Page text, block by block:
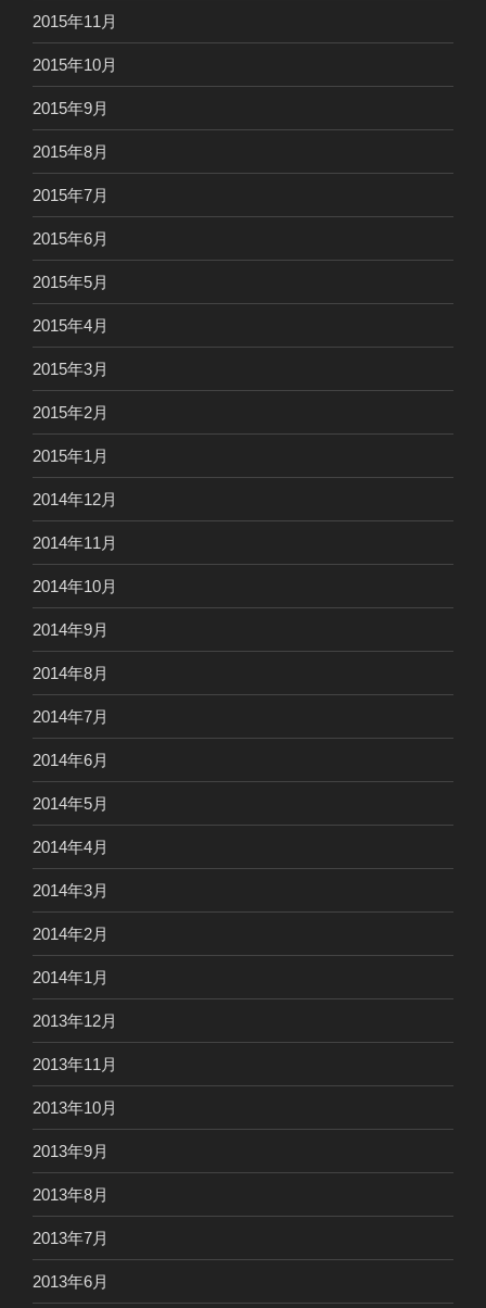
2015年11月
2015年10月
2015年9月
2015年8月
2015年7月
2015年6月
2015年5月
2015年4月
2015年3月
2015年2月
2015年1月
2014年12月
2014年11月
2014年10月
2014年9月
2014年8月
2014年7月
2014年6月
2014年5月
2014年4月
2014年3月
2014年2月
2014年1月
2013年12月
2013年11月
2013年10月
2013年9月
2013年8月
2013年7月
2013年6月